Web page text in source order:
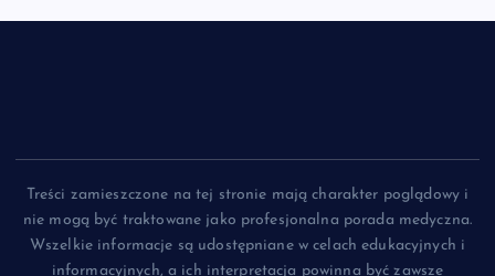
Treści zamieszczone na tej stronie mają charakter poglądowy i
nie mogą być traktowane jako profesjonalna porada medyczna.
Wszelkie informacje są udostępniane w celach edukacyjnych i
informacyjnych, a ich interpretacja powinna być zawsze